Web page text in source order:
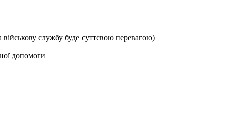
військову службу буде суттєвою перевагою)
допомоги